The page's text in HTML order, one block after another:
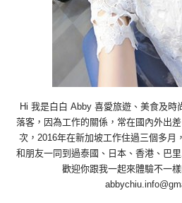
Hi 我是白白 Abby 喜愛旅遊、美食及時
落客，因為工作的關係，常在國內外出
次，2016年在新加坡工作住過三個多月
和朋友一同到過泰國、日本、香港、巴
歡迎你跟我一起來體驗不一